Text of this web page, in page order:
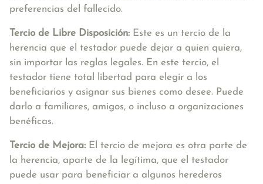
preferencias del fallecido.
Tercio de Libre Disposición: Este es un tercio de la
herencia que el testador puede dejar a quien quiera,
sin importar las reglas legales. En este tercio, el
testador tiene total libertad para elegir a los
beneficiarios y asignar sus bienes como desee. Puede
darlo a familiares, amigos, o incluso a organizaciones
benéficas.
Tercio de Mejora: El tercio de mejora es otra parte de
la herencia, aparte de la legítima, que el testador
puede usar para beneficiar a algunos herederos